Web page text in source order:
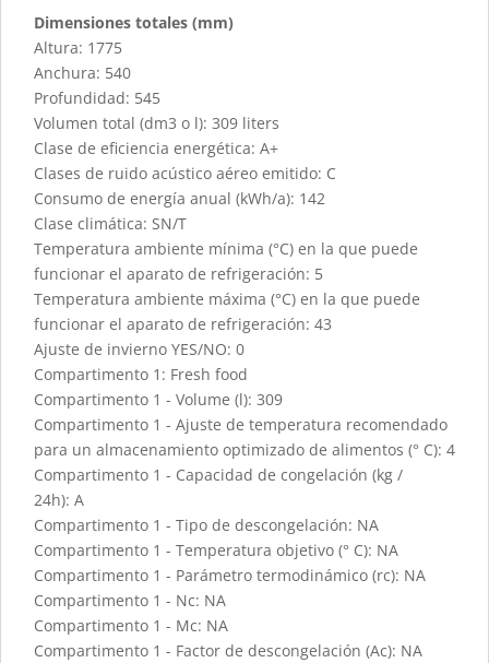
Dimensiones totales (mm)
Altura: 1775
Anchura: 540
Profundidad: 545
Volumen total (dm3 o l): 309 liters
Clase de eficiencia energética: A+
Clases de ruido acústico aéreo emitido: C
Consumo de energía anual (kWh/a): 142
Clase climática: SN/T
Temperatura ambiente mínima (°C) en la que puede
funcionar el aparato de refrigeración: 5
Temperatura ambiente máxima (°C) en la que puede
funcionar el aparato de refrigeración: 43
Ajuste de invierno YES/NO: 0
Compartimento 1: Fresh food
Compartimento 1 - Volume (l): 309
Compartimento 1 - Ajuste de temperatura recomendado
para un almacenamiento optimizado de alimentos (° C): 4
Compartimento 1 - Capacidad de congelación (kg /
24h): A
Compartimento 1 - Tipo de descongelación: NA
Compartimento 1 - Temperatura objetivo (° C): NA
Compartimento 1 - Parámetro termodinámico (rc): NA
Compartimento 1 - Nc: NA
Compartimento 1 - Mc: NA
Compartimento 1 - Factor de descongelación (Ac): NA